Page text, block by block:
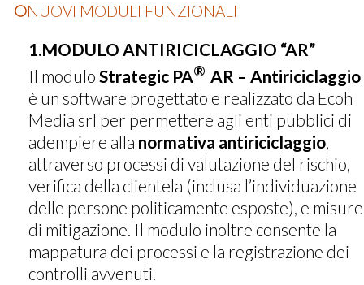
NUOVI MODULI FUNZIONALI
1.MODULO ANTIRICICLAGGIO “AR”
Il modulo Strategic PA® AR – Antiriciclaggio
è un software progettato e realizzato da Ecoh
Media srl per permettere agli enti pubblici di
adempiere alla normativa antiriciclaggio,
attraverso processi di valutazione del rischio,
verifica della clientela (inclusa l’individuazione
delle persone politicamente esposte), e misure
di mitigazione. Il modulo inoltre consente la
mappatura dei processi e la registrazione dei
controlli avvenuti.